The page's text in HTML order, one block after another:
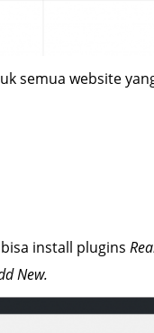
semua website
install plugins
New.